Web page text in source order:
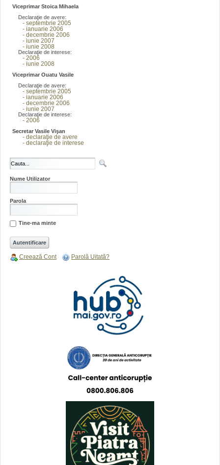
Viceprimar Stoica Mihaela
Declaraţie de avere:
- septembrie 2005
- ianuarie 2006
- decembrie 2006
- iunie 2007
- iunie 2008
Declaraţie de interese:
- 2006
- iunie 2008
Viceprimar Ouatu Vasile
Declaraţie de avere:
- septembrie 2005
- ianuarie 2006
- decembrie 2006
- iunie 2007
Declaraţie de interese:
- 2006
Secretar Vasile Vişan
- declaraţie de avere
- declaraţie de interese
Nume Utilizator
Parola
Tine-ma minte
Creează Cont Parolă Uitată?